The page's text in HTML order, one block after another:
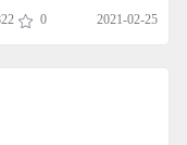
0 2021-02-25